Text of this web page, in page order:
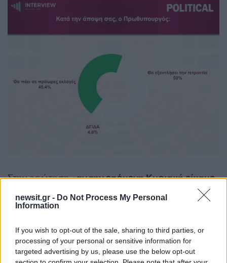
newsit.gr - Do Not Process My Personal
Information
If you wish to opt-out of the sale, sharing to third parties, or
processing of your personal or sensitive information for
targeted advertising by us, please use the below opt-out
Στην ερώτηση «αν την επόμενη Κυριακή είχαμε
βουλευτικές εκλογές, εσείς ποιο κόμμα θα
ψηφίζατε;», το 26,8% απαντά τη ΝΔ
διαφορά 13,1 ποσοστιαίων μονάδων από την
κυβερνητική παράταξη, το ΠΑΣΟΚ με 13,2%, το
κόμμα Καρυστιανού με 7,8%, το ΚΚΕ με 5,2%, η